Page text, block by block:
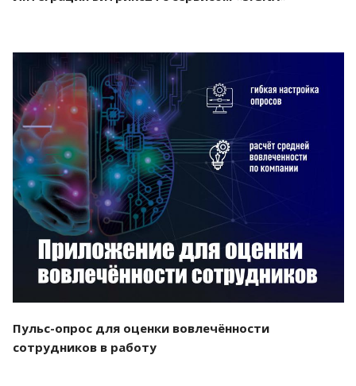
Смотреть проект
Пульс-опрос для оценки вовлечённости
сотрудников в работу